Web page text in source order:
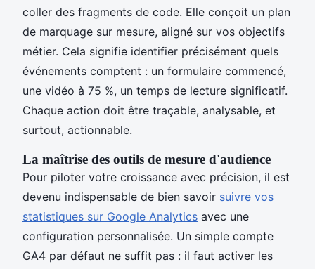
coller des fragments de code. Elle conçoit un plan
de marquage sur mesure, aligné sur vos objectifs
métier. Cela signifie identifier précisément quels
événements comptent : un formulaire commencé,
une vidéo à 75 %, un temps de lecture significatif.
Chaque action doit être traçable, analysable, et
surtout, actionnable.
La maîtrise des outils de mesure d'audience
Pour piloter votre croissance avec précision, il est
devenu indispensable de bien savoir suivre vos
statistiques sur Google Analytics avec une
configuration personnalisée. Un simple compte
GA4 par défaut ne suffit pas : il faut activer les